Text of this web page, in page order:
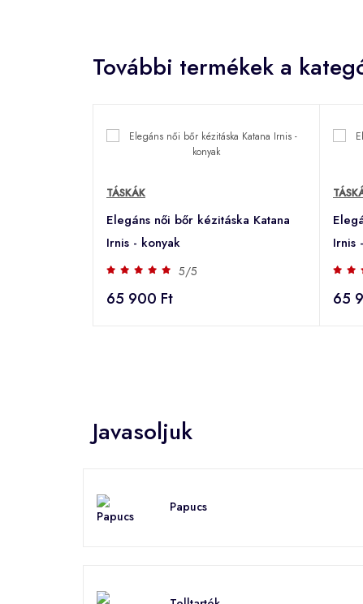
További termékek a
TÁSKÁK
Elegáns női bőr kézitáska Katana
Irnis - konyak
5/5
65 900 Ft
Irnis
65
Javasoljuk
Papucs